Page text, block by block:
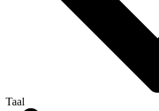
Taal